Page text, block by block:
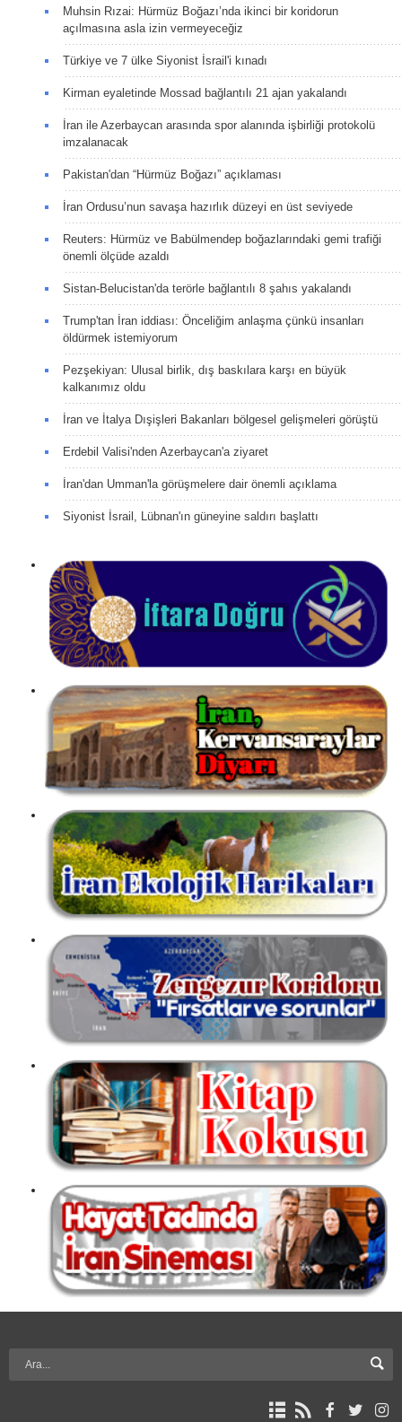
Muhsin Rızai: Hürmüz Boğazı’nda ikinci bir koridorun
açılmasına asla izin vermeyeceğiz
Türkiye ve 7 ülke Siyonist İsrail'i kınadı
Kirman eyaletinde Mossad bağlantılı 21 ajan yakalandı
İran ile Azerbaycan arasında spor alanında işbirliği protokolü
imzalanacak
Pakistan'dan “Hürmüz Boğazı” açıklaması
İran Ordusu’nun savaşa hazırlık düzeyi en üst seviyede
Reuters: Hürmüz ve Babülmendep boğazlarındaki gemi trafiği
önemli ölçüde azaldı
Sistan-Belucistan'da terörle bağlantılı 8 şahıs yakalandı
Trump'tan İran iddiası: Önceliğim anlaşma çünkü insanları
öldürmek istemiyorum
Pezşekiyan: Ulusal birlik, dış baskılara karşı en büyük
kalkanımız oldu
İran ve İtalya Dışişleri Bakanları bölgesel gelişmeleri görüştü
Erdebil Valisi'nden Azerbaycan'a ziyaret
İran'dan Umman'la görüşmelere dair önemli açıklama
Siyonist İsrail, Lübnan'ın güneyine saldırı başlattı